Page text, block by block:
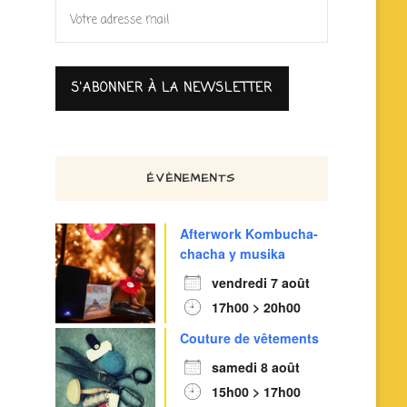
ÉVÈNEMENTS
Afterwork Kombucha-
chacha y musika
vendredi 7 août
17h00 > 20h00
Couture de vêtements
samedi 8 août
15h00 > 17h00